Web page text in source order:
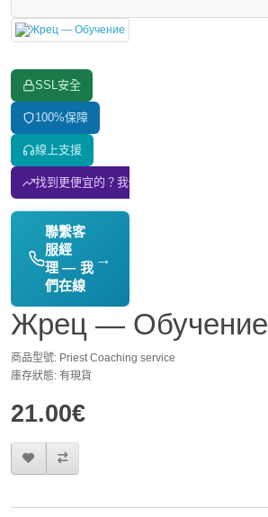
SSL安全
100%保障
線上支援
找到更便宜的？我們匹配價格！
聯繫客
服經
理 — 我
們在線
→
Жрец — Обучение
商品型號: Priest Coaching service
庫存狀態: 有現貨
21.00€